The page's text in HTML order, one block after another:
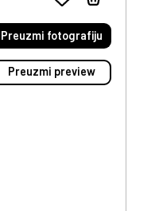
Preuzmi fotografiju
Preuzmi preview